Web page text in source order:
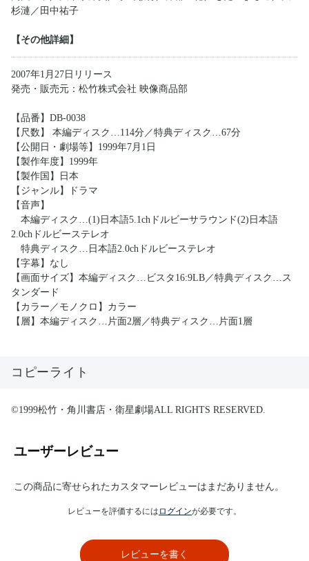
杉漣／田中祐子
【その他詳細】
2007年1月27日リリース
発売・販売元：松竹株式会社 映像商品部
【品番】DB-0038
【尺数】 本編ディスク…114分／特典ディスク…67分
【公開日・劇場等】1999年7月1日
【製作年度】1999年
【製作国】日本
【ジャンル】ドラマ
【音声】
本編ディスク…(1)日本語5.1chドルビーサラウンド(2)日本語
2.0chドルビーステレオ
特典ディスク…日本語2.0chドルビーステレオ
【字幕】なし
【画面サイズ】本編ディスク…ビスタ16:9LB／特典ディスク…ス
タンダード
【カラー／モノクロ】カラー
【層】本編ディスク…片面2層／特典ディスク…片面1層
コピーライト
©1999松竹・角川書店・衛星劇場ALL RIGHTS RESERVED.
ユーザーレビュー
この商品に寄せられたカスタマーレビューはまだありません。
レビューを評価するには ログインが必要です。
レビューを書く